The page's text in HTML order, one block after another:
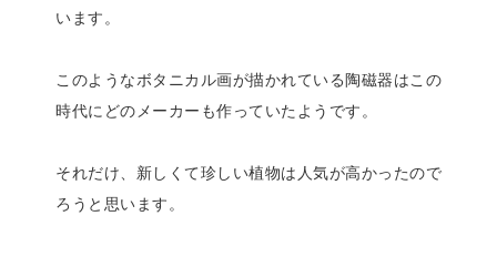
います。
このようなボタニカル画が描かれている陶磁器はこの
時代にどのメーカーも作っていたようです。
それだけ、新しくて珍しい植物は人気が高かったので
ろうと思います。